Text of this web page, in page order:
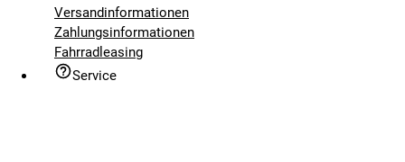
Versandinformationen
Zahlungsinformationen
Fahrradleasing
Service